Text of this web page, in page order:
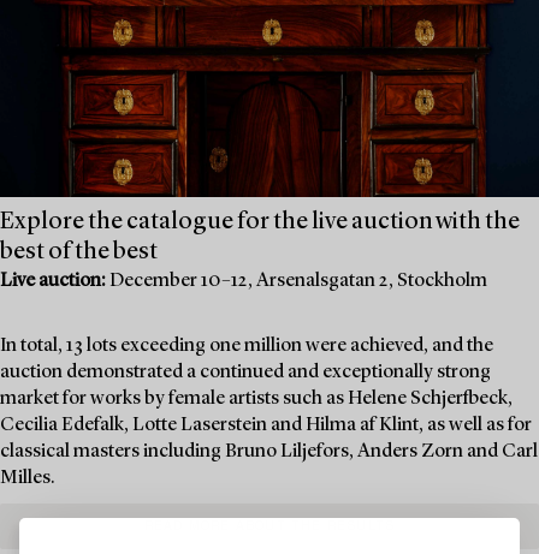
Explore the catalogue for the live auction with the
best of the best
Live auction: December 10–12, Arsenalsgatan 2, Stockholm
In total, 13 lots exceeding one million were achieved, and the
auction demonstrated a continued and exceptionally strong
market for works by female artists such as Helene Schjerfbeck,
Cecilia Edefalk, Lotte Laserstein and Hilma af Klint, as well as for
classical masters including Bruno Liljefors, Anders Zorn and Carl
Milles.